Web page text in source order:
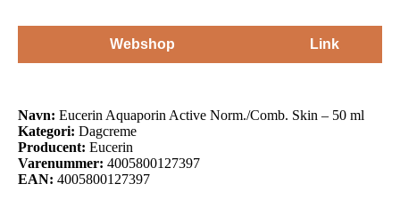
Webshop Link
Navn: Eucerin Aquaporin Active Norm./Comb. Skin – 50 ml
Kategori: Dagcreme
Producent: Eucerin
Varenummer: 4005800127397
EAN: 4005800127397